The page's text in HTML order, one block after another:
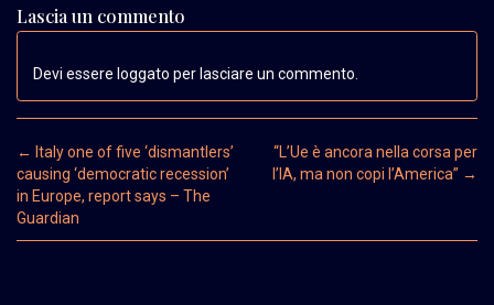
Lascia un commento
Devi essere loggato per lasciare un commento.
Post navigation
← Italy one of five ‘dismantlers’
causing ‘democratic recession’
in Europe, report says – The
Guardian
“L’Ue è ancora nella corsa per
l’IA, ma non copi l’America” →